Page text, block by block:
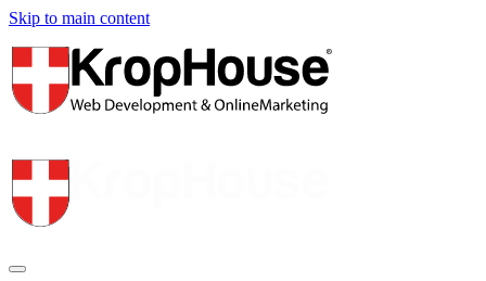
Skip to main content